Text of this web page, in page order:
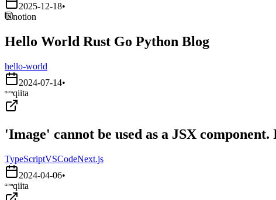
2025-12-18•
notion
Hello World Rust Go Python Blog
hello-world
2024-07-14•
qiita
'Image' cannot be used as a JSX
TypeScriptVSCodeNext.js
2024-04-06•
qiita